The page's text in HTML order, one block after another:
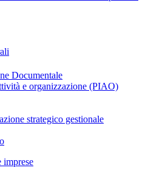
Documentale
e organizzazione (PIAO)
strategico gestionale